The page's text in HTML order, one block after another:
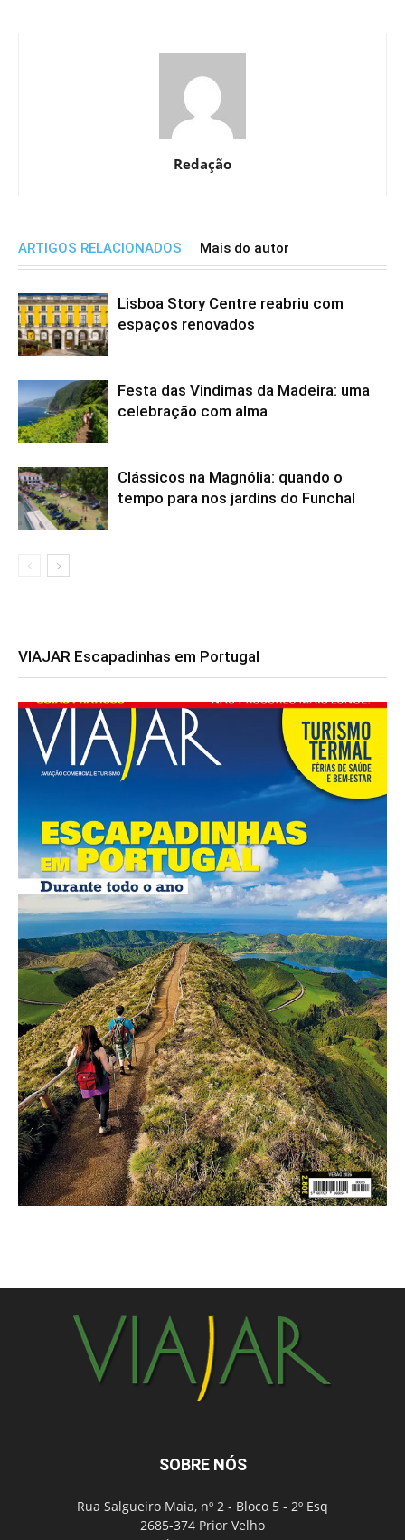
Redação
ARTIGOS RELACIONADOS Mais do autor
Lisboa Story Centre reabriu com
espaços renovados
Festa das Vindimas da Madeira: uma
celebração com alma
Clássicos na Magnólia: quando o
tempo para nos jardins do Funchal
VIAJAR Escapadinhas em Portugal
SOBRE NÓS
Rua Salgueiro Maia, nº 2 - Bloco 5 - 2º Esq
2685-374 Prior Velho